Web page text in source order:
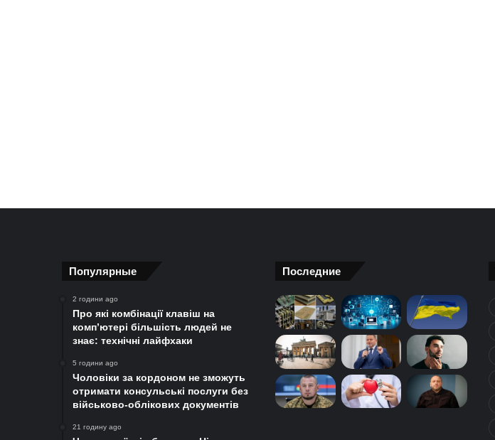
Популярные
2 години ago
Про які комбінації клавіш на
комп’ютері більшість людей не
знає: технічні лайфхаки
5 години ago
Чоловіки за кордоном не зможуть
отримати консульські послуги без
військово-облікових документів
21 годину ago
Последние